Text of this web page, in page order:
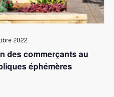
2022
des commerçants au
éphémères
Participez aux
votre
Projets en cours